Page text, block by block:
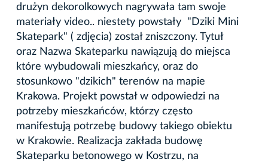
drużyn dekorolkowych nagrywała tam swoje
materiały video.. niestety powstały "Dziki Mini
Skatepark" ( zdjęcia) został zniszczony. Tytuł
oraz Nazwa Skateparku nawiązują do miejsca
które wybudowali mieszkańcy, oraz do
stosunkowo "dzikich" terenów na mapie
Krakowa. Projekt powstał w odpowiedzi na
potrzeby mieszkańców, którzy często
manifestują potrzebę budowy takiego obiektu
w Krakowie. Realizacja zakłada budowę
Skateparku betonowego w Kostrzu, na